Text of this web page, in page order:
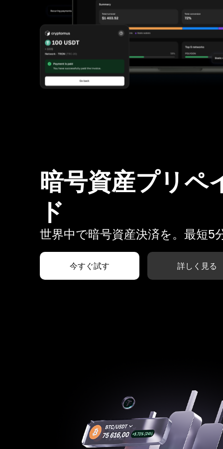
暗号資産プリペ
ド
世界中で暗号資産決済を。最短5
今すぐ試す 詳しく見る